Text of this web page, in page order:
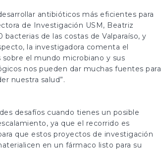
antibióticos más eficientes para
de Investigación USM, Beatriz
de las costas de Valparaíso, y
la investigadora comenta el
el mundo microbiano y sus
nos pueden dar muchas fuentes para
nuestra salud”.
desafíos cuando tienes un posible
ya que el recorrido es
que estos proyectos de investigación
en un fármaco listo para su